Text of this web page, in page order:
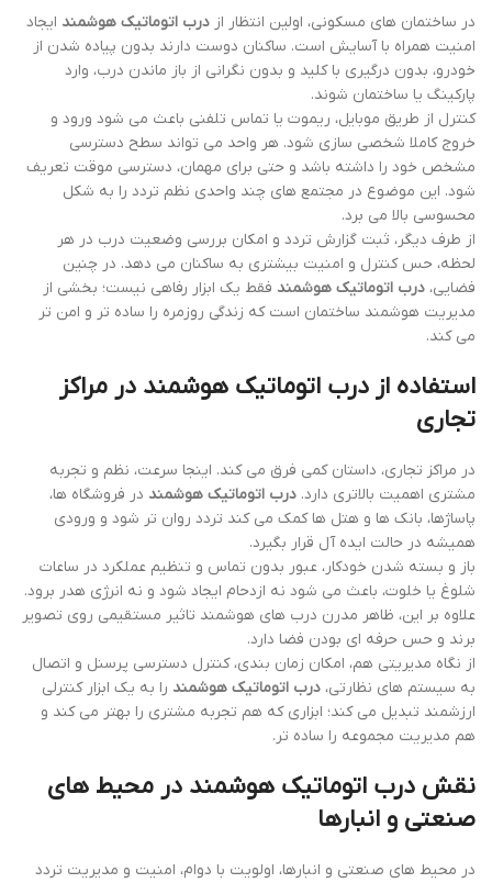
در ساختمان های مسکونی، اولین انتظار از درب اتوماتیک هوشمند ایجاد
امنیت همراه با آسایش است. ساکنان دوست دارند بدون پیاده شدن از
خودرو، بدون درگیری با کلید و بدون نگرانی از باز ماندن درب، وارد
پارکینگ یا ساختمان شوند.
کنترل از طریق موبایل، ریموت یا تماس تلفنی باعث می شود ورود و
خروج کاملا شخصی سازی شود. هر واحد می تواند سطح دسترسی
مشخص خود را داشته باشد و حتی برای مهمان، دسترسی موقت تعریف
شود. این موضوع در مجتمع های چند واحدی نظم تردد را به شکل
محسوسی بالا می برد.
از طرف دیگر، ثبت گزارش تردد و امکان بررسی وضعیت درب در هر
لحظه، حس کنترل و امنیت بیشتری به ساکنان می دهد. در چنین
فضایی، درب اتوماتیک هوشمند فقط یک ابزار رفاهی نیست؛ بخشی از
مدیریت هوشمند ساختمان است که زندگی روزمره را ساده تر و امن تر
می کند.
استفاده از درب اتوماتیک هوشمند در مراکز
تجاری
در مراکز تجاری، داستان کمی فرق می کند. اینجا سرعت، نظم و تجربه
مشتری اهمیت بالاتری دارد. درب اتوماتیک هوشمند در فروشگاه ها،
پاساژها، بانک ها و هتل ها کمک می کند تردد روان تر شود و ورودی
همیشه در حالت ایده آل قرار بگیرد.
باز و بسته شدن خودکار، عبور بدون تماس و تنظیم عملکرد در ساعات
شلوغ یا خلوت، باعث می شود نه ازدحام ایجاد شود و نه انرژی هدر برود.
علاوه بر این، ظاهر مدرن درب های هوشمند تاثیر مستقیمی روی تصویر
برند و حس حرفه ای بودن فضا دارد.
از نگاه مدیریتی هم، امکان زمان بندی، کنترل دسترسی پرسنل و اتصال
به سیستم های نظارتی، درب اتوماتیک هوشمند را به یک ابزار کنترلی
ارزشمند تبدیل می کند؛ ابزاری که هم تجربه مشتری را بهتر می کند و
هم مدیریت مجموعه را ساده تر.
نقش درب اتوماتیک هوشمند در محیط های
صنعتی و انبارها
در محیط های صنعتی و انبارها، اولویت با دوام، امنیت و مدیریت تردد